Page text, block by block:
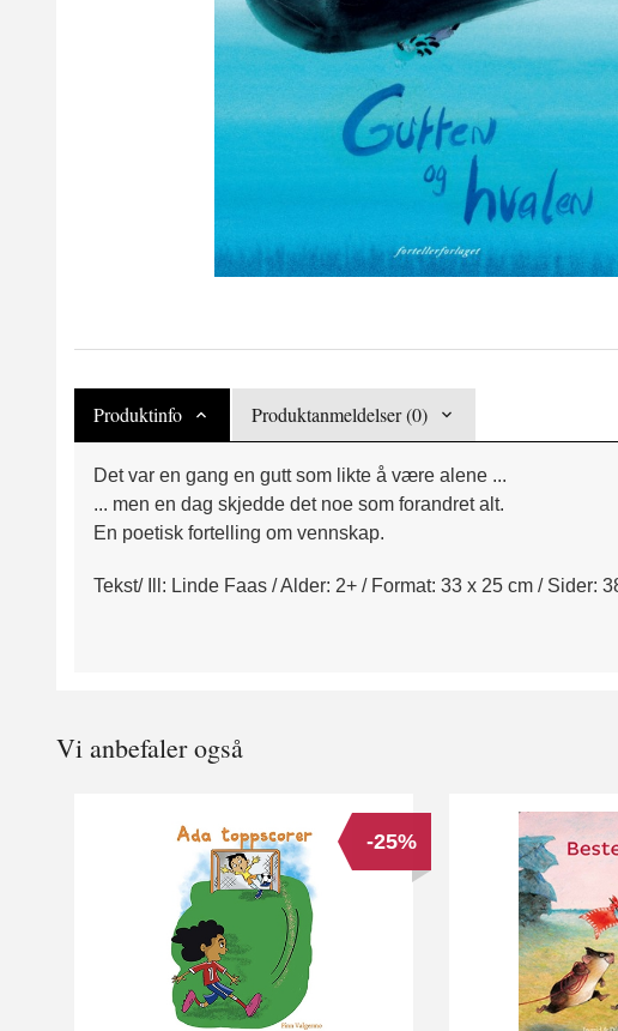
Produktinfo Produktanmeldelser (0)
Det var en gang en gutt som likte å være alene ...
... men en dag skjedde det noe som forandret alt.
En poetisk fortelling om vennskap.
Tekst/ Ill: Linde Faas / Alder: 2+ / Format: 33 x 25 cm / Sider:
Vi anbefaler også
-25%